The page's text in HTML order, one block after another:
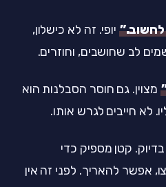
יופי. זה לא כישלון,
לב שחושבים, וחוזרים.
מצוין. גם חוסר הסבלנות הוא
לא חייבים לגרש אותו.
בדיוק. קטן מספיק כדי
אפשר להאריך. לפני זה אין